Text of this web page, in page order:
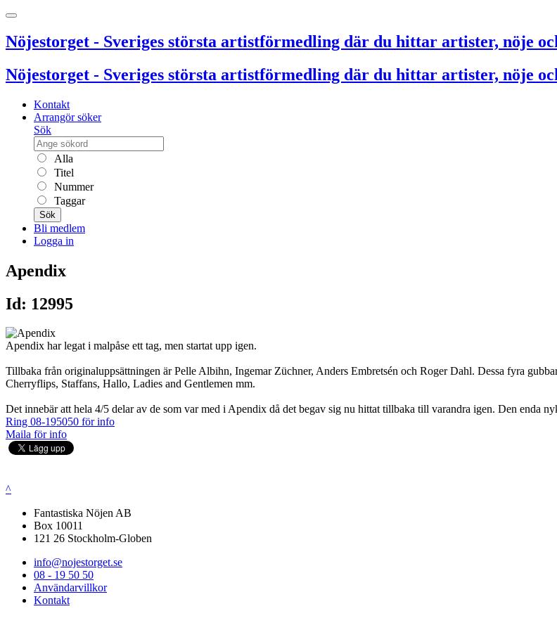
Nöjestorget - Sveriges största artistförmedling där du hittar artister, nöje
Nöjestorget - Sveriges största artistförmedling där du hittar artister, nöje
Kontakt
Arrangör söker
Sök
Alla
Titel
Nummer
Taggar
Sök
Bli medlem
Logga in
Apendix
Id: 12995
Apendix har legat i malpåse ett tag, men startat upp igen.
Tillbaka från originaluppsättningen är Pelle Albihn, Ingemar Züchner, Anders Embretsén och Roger Dahl. Dessa fyra
Cherryflips, Staffans, Hallo, Ladies and Gentlemen mm.
Det innebär att hela 4/5 delar av de som var med i Apendix då det begav sig nu hittat tillbaka till varandra igen. Den enda
Ring 08-195050 för info
Maila för info
^
Fantastiska Nöjen AB
Box 10011
121 26 Stockholm-Globen
info@nojestorget.se
08 - 19 50 50
Användarvillkor
Kontakt